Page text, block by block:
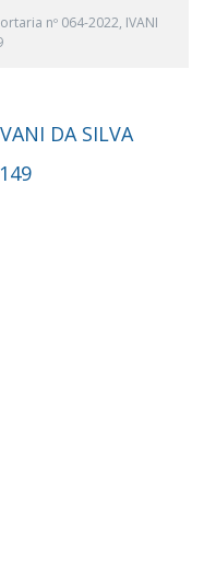
nº 064-2022, IVANI
DA SILVA